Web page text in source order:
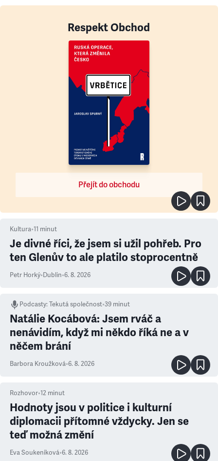
Respekt Obchod
Přejít do obchodu
Kultura•11 minut
Je divné říci, že jsem si užil pohřeb. Pro
ten Glenův to ale platilo stoprocentně
Petr Horký•Dublin•6. 8. 2026
Podcasty:Tekutá společnost•39 minut
Natálie Kocábová: Jsem rváč a
nenávidím, když mi někdo říká ne a v
něčem brání
Barbora Kroužková•6. 8. 2026
Rozhovor•12 minut
Hodnoty jsou v politice i kulturní
diplomacii přítomné vždycky. Jen se
teď možná změní
Eva Soukeníková•6. 8. 2026